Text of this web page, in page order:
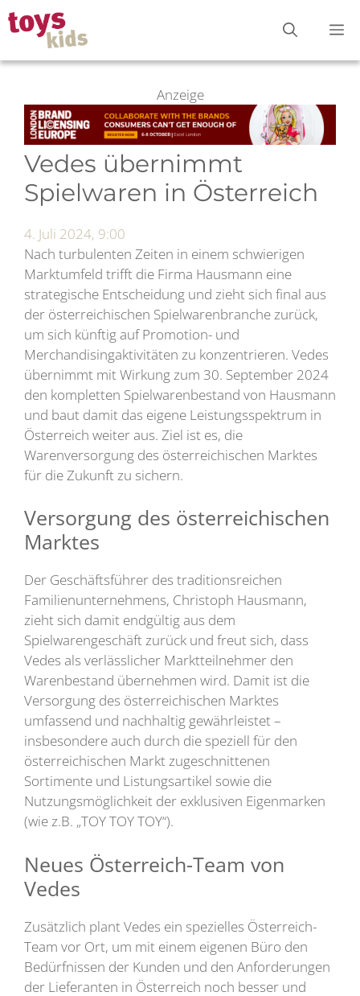
Zum
Inhalt
springen
Anzeige
Vedes übernimmt
Spielwaren in Österreich
4. Juli 2024, 9:00
Nach turbulenten Zeiten in einem schwierigen
Marktumfeld trifft die Firma Hausmann eine
strategische Entscheidung und zieht sich final aus
der österreichischen Spielwarenbranche zurück,
um sich künftig auf Promotion- und
Merchandisingaktivitäten zu konzentrieren. Vedes
übernimmt mit Wirkung zum 30. September 2024
den kompletten Spielwarenbestand von Hausmann
und baut damit das eigene Leistungsspektrum in
Österreich weiter aus. Ziel ist es, die
Warenversorgung des österreichischen Marktes
für die Zukunft zu sichern.
Versorgung des österreichischen
Marktes
Der Geschäftsführer des traditionsreichen
Familienunternehmens, Christoph Hausmann,
zieht sich damit endgültig aus dem
Spielwarengeschäft zurück und freut sich, dass
Vedes als verlässlicher Marktteilnehmer den
Warenbestand übernehmen wird. Damit ist die
Versorgung des österreichischen Marktes
umfassend und nachhaltig gewährleistet –
insbesondere auch durch die speziell für den
österreichischen Markt zugeschnittenen
Sortimente und Listungsartikel sowie die
Nutzungsmöglichkeit der exklusiven Eigenmarken
(wie z.B. „TOY TOY TOY“).
Neues Österreich-Team von
Vedes
Zusätzlich plant Vedes ein spezielles Österreich-
Team vor Ort, um mit einem eigenen Büro den
Bedürfnissen der Kunden und den Anforderungen
der Lieferanten in Österreich noch besser und